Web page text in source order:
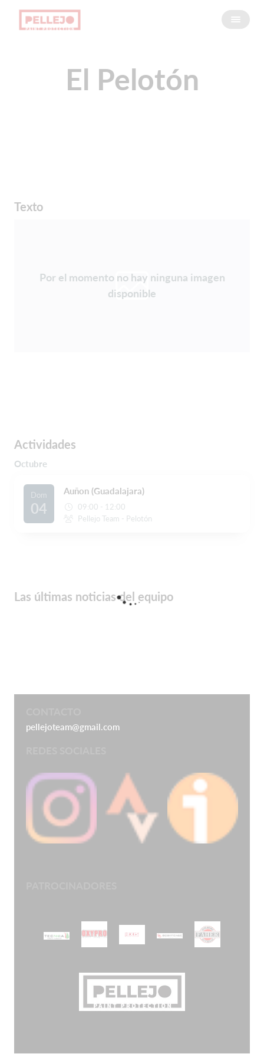
El Pelotón
Texto
Por el momento no hay ninguna imagen
disponible
Actividades
Octubre
Dom
04
Auñon (Guadalajara)
09:00 - 12:00
Pellejo Team - Pelotón
Las últimas noticias del equipo
pellejoteam@gmail.com